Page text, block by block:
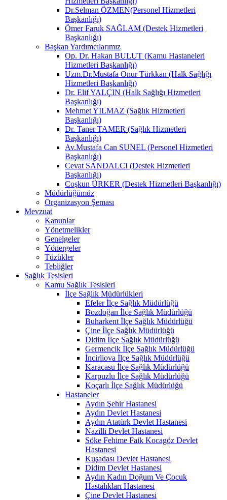
Dr.Selman ÖZMEN(Personel Hizmetleri
Başkanlığı)
Ömer Faruk SAĞLAM (Destek Hizmetleri
Başkanlığı)
Başkan Yardımcılarımız
Op. Dr. Hakan BULUT (Kamu Hastaneleri
Hizmetleri Başkanlığı)
Uzm.Dr.Mustafa Onur Türkkan (Halk Sağlığı
Hizmetleri Başkanlığı)
Dr. Elif YALÇIN (Halk Sağlığı Hizmetleri
Başkanlığı)
Mehmet YILMAZ (Sağlık Hizmetleri
Başkanlığı)
Dr. Taner TAMER (Sağlık Hizmetleri
Başkanlığı)
Av.Mustafa Can SUNEL (Personel Hizmetleri
Başkanlığı)
Cevat SANDALCI (Destek Hizmetleri
Başkanlığı)
Coşkun ÜRKER (Destek Hizmetleri Başkanlığı)
Müdürlüğümüz
Organizasyon Şeması
Mevzuat
Kanunlar
Yönetmelikler
Genelgeler
Yönergeler
Tüzükler
Tebliğler
Sağlık Tesisleri
Kamu Sağlık Tesisleri
İlçe Sağlık Müdürlükleri
Efeler İlçe Sağlık Müdürlüğü
Bozdoğan İlçe Sağlık Müdürlüğü
Buharkent İlçe Sağlık Müdürlüğü
Çine İlçe Sağlık Müdürlüğü
Didim İlçe Sağlık Müdürlüğü
Germencik İlçe Sağlık Müdürlüğü
İncirliova İlçe Sağlık Müdürlüğü
Karacasu İlçe Sağlık Müdürlüğü
Karpuzlu İlçe Sağlık Müdürlüğü
Koçarlı İlçe Sağlık Müdürlüğü
Hastaneler
Aydın Şehir Hastanesi
Aydın Devlet Hastanesi
Aydın Atatürk Devlet Hastanesi
Nazilli Devlet Hastanesi
Söke Fehime Faik Kocagöz Devlet
Hastanesi
Kuşadası Devlet Hastanesi
Didim Devlet Hastanesi
Aydın Kadın Doğum Ve Çocuk
Hastalıkları Hastanesi
Çine Devlet Hastanesi